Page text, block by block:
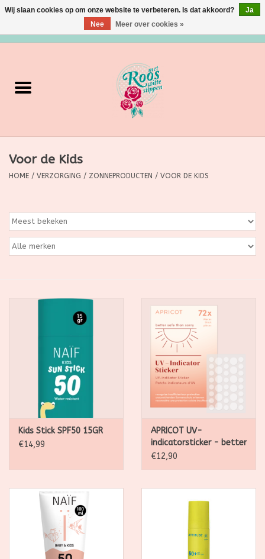
Verzorging
Grimeermateriaal
Huishoudartikelen
Ditjes & Datjes
Voor de Kids
HOME / VERZORGING / ZONNEPRODUCTEN / VOOR DE KIDS
Kids Stick SPF50 15GR
€14,99
APRICOT UV-
indicatorsticker - better
safe than sorry - x72
€12,90
Wij slaan cookies op om onze website te verbeteren. Is dat akkoord?
Ja
Nee
Meer over cookies »